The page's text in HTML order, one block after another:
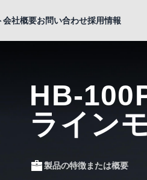
会社概要お問い合わせ採用情報
HB-
ライン
製品の特徴または概要